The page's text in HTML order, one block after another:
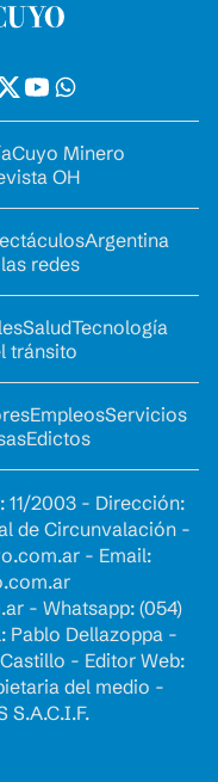
Cuyo Minero
OH
Argentina
redes
SaludTecnología
tránsito
EmpleosServicios
Edictos
11/2003 - Dirección:
de Circunvalación -
- Email:
- Whatsapp: (054)
Pablo Dellazoppa -
- Editor Web:
del medio -
S.A.C.I.F.